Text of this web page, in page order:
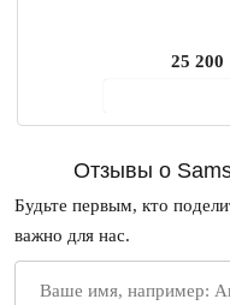
25 200
Отзывы о
Будьте первым, кто
важно для нас.